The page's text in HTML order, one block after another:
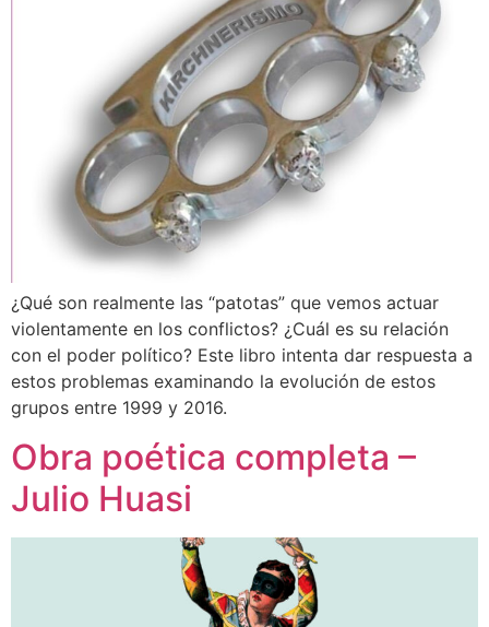
¿Qué son realmente las “patotas” que vemos actuar
violentamente en los conflictos? ¿Cuál es su relación
con el poder político? Este libro intenta dar respuesta a
estos problemas examinando la evolución de estos
grupos entre 1999 y 2016.
Obra poética completa –
Julio Huasi